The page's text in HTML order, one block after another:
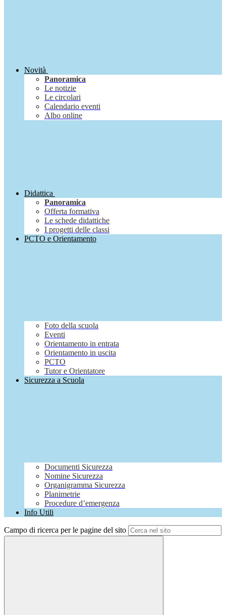
Novità
Panoramica
Le notizie
Le circolari
Calendario eventi
Albo online
Didattica
Panoramica
Offerta formativa
Le schede didattiche
I progetti delle classi
PCTO e Orientamento
Foto della scuola
Eventi
Orientamento in entrata
Orientamento in uscita
PCTO
Tutor e Orientatore
Sicurezza a Scuola
Documenti Sicurezza
Nomine Sicurezza
Organigramma Sicurezza
Planimetrie
Procedure d’emergenza
Info Utili
Campo di ricerca per le pagine del sito